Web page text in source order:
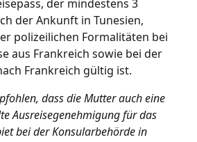
der mindestens 3
der Ankunft in Tunesien,
polizeilichen Formalitäten bei
aus Frankreich sowie bei der
Frankreich gültig ist.
dass die Mutter auch eine
Ausreisegenehmigung für das
bei der Konsularbehörde in